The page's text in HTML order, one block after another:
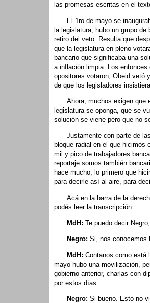
las promesas escritas en el
El 1ro de mayo se
la legislatura, hubo un grupo de
retiro del veto. Resulta que
que la legislatura en pleno
bancario que significaba una
a inflación limpia. Los
opositores votaron, Obeid vetó
de que los legisladores
Ahora, muchos exigen que
legislatura se oponga, que se
solución se viene pero que no
Justamente con parte de
bloque radial en el que hicimos
mil y pico de trabajadores
reportaje somos también
hace mucho, lo primero que
para decirle así al aire, para
Acá en la barra de la
podés leer la transcripción.
MdH: Te puedo decir
Negro: Si, nos conocemos
MdH: Contanos como está
mayo hubo una movilización,
gobierno anterior, charlas con
por estos días….
Negro: Si bueno. Esto no